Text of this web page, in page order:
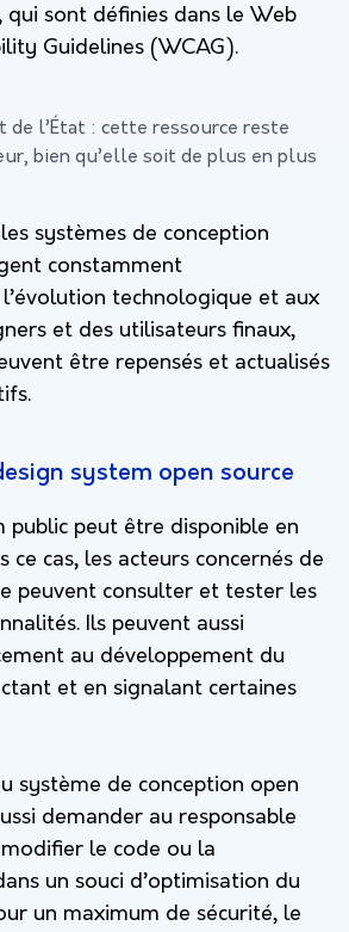
qui sont définies dans le Web
Guidelines (WCAG).
de l’État : cette ressource reste
bien qu’elle soit de plus en plus
systèmes de conception
constamment
technologique et aux
et des utilisateurs finaux,
être repensés et actualisés
system open source
public peut être disponible en
ce cas, les acteurs concernés de
peuvent consulter et tester les
Ils peuvent aussi
au développement du
et en signalant certaines
système de conception open
demander au responsable
le code ou la
un souci d’optimisation du
un maximum de sécurité, le